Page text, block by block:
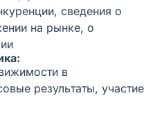
сведения о
на рынке, о
в
результаты, участие